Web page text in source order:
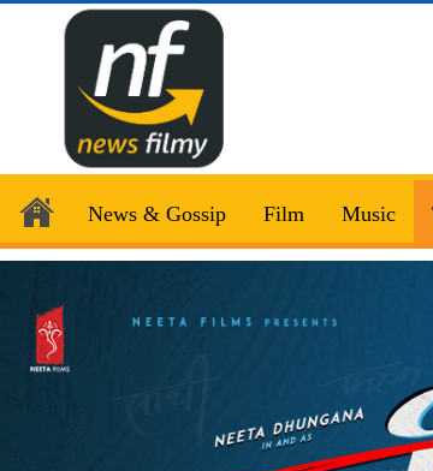
News & Gossip Film Music